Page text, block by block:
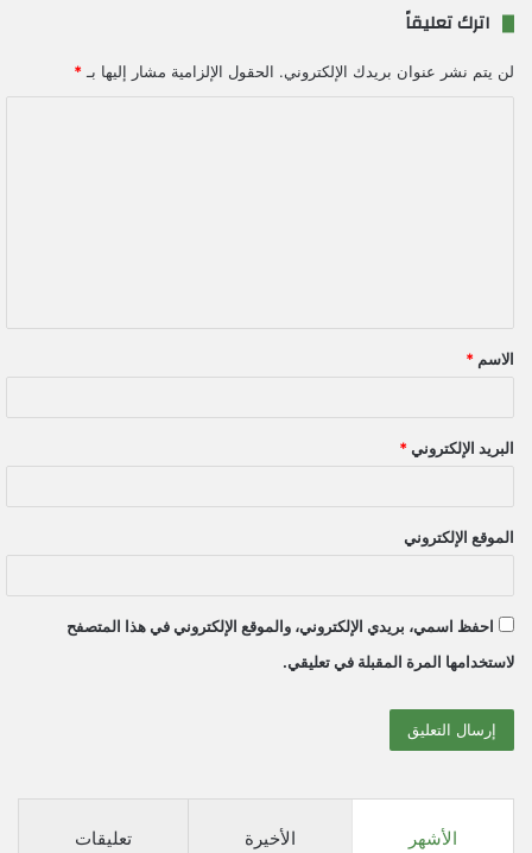
اترك تعليقاً
لن يتم نشر عنوان بريدك الإلكتروني. الحقول الإلزامية مشار إليها بـ *
ق
*
الاسم *
البريد الإلكتروني *
الموقع الإلكتروني
احفظ اسمي، بريدي الإلكتروني، والموقع الإلكتروني في هذا المتصفح
لاستخدامها المرة المقبلة في تعليقي.
الأشهر الأخيرة تعليقات